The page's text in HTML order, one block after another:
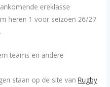
ereklasse
heren 1 voor seizoen 26/27
teams en andere
staan op de site vanRugby